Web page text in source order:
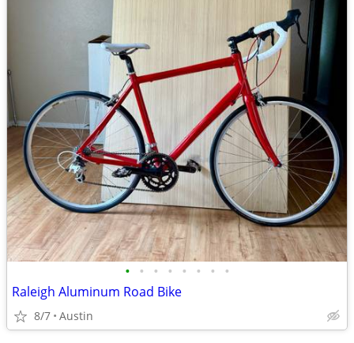
• • • • • • • •
Raleigh Aluminum Road Bike
8/7 Austin